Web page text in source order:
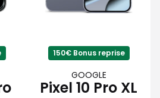
150€ Bonus reprise
GOOGLE
Pixel 10 Pro XL